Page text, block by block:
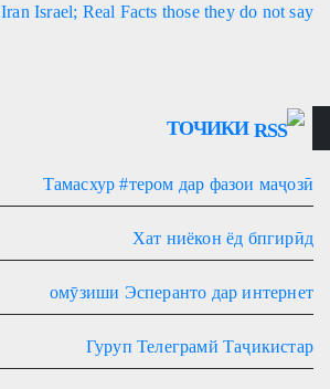
Iran Israel; Real Facts those they do not say!
ТОЧИКИ
Тамасхур #тером дар фазои маҷозӣ
Хат ниёкон ёд бпгирӣд
омӯзиши Эсперанто дар интернет
Гуруп Телеграмй Таҷикистар